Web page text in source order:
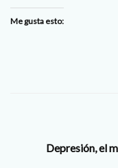
Me gusta esto:
Depresión, el